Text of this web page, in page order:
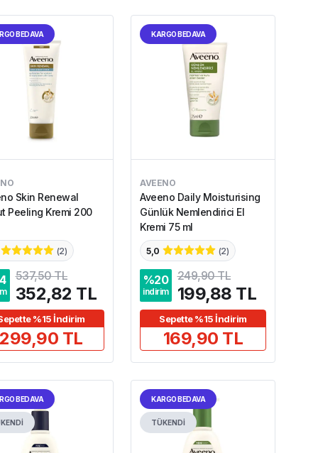
BEDAVA
Skin Renewal
Peeling Kremi 200
(2)
537,50 TL
352,82 TL
%15 İndirim
299,90 TL
KARGO BEDAVA
AVEENO
Aveeno Daily Moisturising
Günlük Nemlendirici El
Kremi 75 ml
5,0 (2)
%20
indirim
249,90 TL
199,88 TL
Sepette %15 İndirim
169,90 TL
BEDAVA KARGO BEDAVA
TÜKENDİ